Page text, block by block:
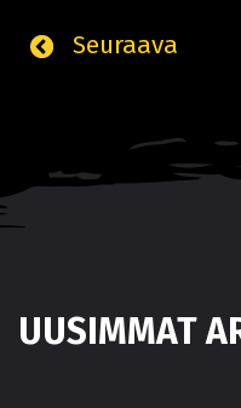
Seuraava
UUSIMMAT